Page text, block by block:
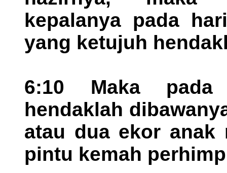
kepalanya pada
yang ketujuh
6:10 Maka
hendaklah
atau dua ekor anak
pintu kemah